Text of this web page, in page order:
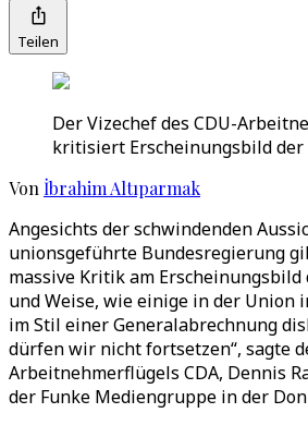
Teilen
Der Vizechef des CDU-
kritisiert Erscheinungsbild der
Von İbrahim Altıparmak
Angesichts der schwindenden
unionsgeführte Bundesregierung
massive Kritik am Erscheinungsbild
und Weise, wie einige in der Union
im Stil einer Generalabrechnung
dürfen wir nicht fortsetzen“, sagte
Arbeitnehmerflügels CDA, Dennis
der Funke Mediengruppe in der